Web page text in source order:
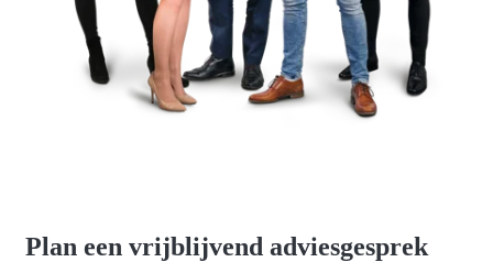
Plan een vrijblijvend adviesgesprek